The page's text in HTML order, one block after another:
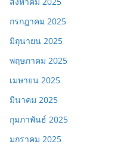
กรกฎาคม 2025
มิถุนายน 2025
พฤษภาคม 2025
เมษายน 2025
มีนาคม 2025
กุมภาพันธ์ 2025
มกราคม 2025